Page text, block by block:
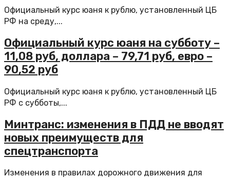
Официальный курс юаня к рублю, установленный ЦБ
РФ на среду,...
Официальный курс юаня на субботу –
11,08 руб, доллара – 79,71 руб, евро –
90,52 руб
Официальный курс юаня к рублю, установленный ЦБ
РФ с субботы,...
Минтранс: изменения в ПДД не вводят
новых преимуществ для
спецтранспорта
Изменения в правилах дорожного движения для